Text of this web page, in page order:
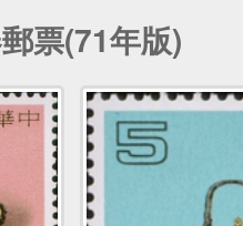
票(71年版)